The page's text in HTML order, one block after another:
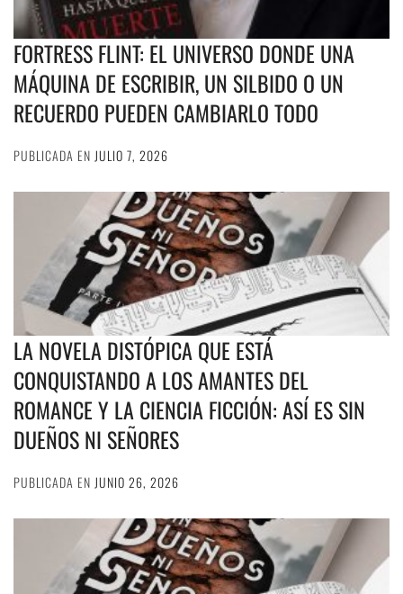
FORTRESS FLINT: EL UNIVERSO DONDE UNA
MÁQUINA DE ESCRIBIR, UN SILBIDO O UN
RECUERDO PUEDEN CAMBIARLO TODO
PUBLICADA EN JULIO 7, 2026
LA NOVELA DISTÓPICA QUE ESTÁ
CONQUISTANDO A LOS AMANTES DEL
ROMANCE Y LA CIENCIA FICCIÓN: ASÍ ES SIN
DUEÑOS NI SEÑORES
PUBLICADA EN JUNIO 26, 2026